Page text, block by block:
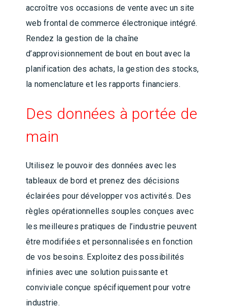
accroître vos occasions de vente avec un site
web frontal de commerce électronique intégré.
Rendez la gestion de la chaîne
d’approvisionnement de bout en bout avec la
planification des achats, la gestion des stocks,
la nomenclature et les rapports financiers.
Des données à portée de
main
Utilisez le pouvoir des données avec les
tableaux de bord et prenez des décisions
éclairées pour développer vos activités. Des
règles opérationnelles souples conçues avec
les meilleures pratiques de l’industrie peuvent
être modifiées et personnalisées en fonction
de vos besoins. Exploitez des possibilités
infinies avec une solution puissante et
conviviale conçue spécifiquement pour votre
industrie.